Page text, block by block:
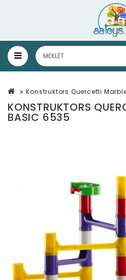
Konstruktors Quercetti
KONSTRUKTORS
BASIC 6535